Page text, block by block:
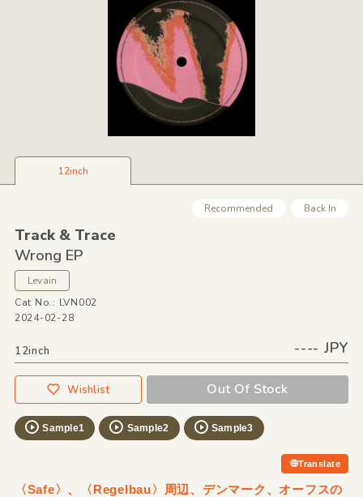
12inch
Recommended Back In
Track &Trace
Wrong EP
Levain
Cat No.: LVN002
2024-02-28
12inch ---- JPY
Wishlist Out Of Stock
Sample1 Sample2 Sample3
Translate
〈Safe〉、〈Regelbau〉周辺、デンマーク、オーフスの